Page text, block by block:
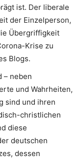
ist. Der liberale
der Einzelperson,
Übergriffigkeit
Krise zu
Blogs.
– neben
und Wahrheiten,
sind und ihren
christlichen
diese
deutschen
dessen